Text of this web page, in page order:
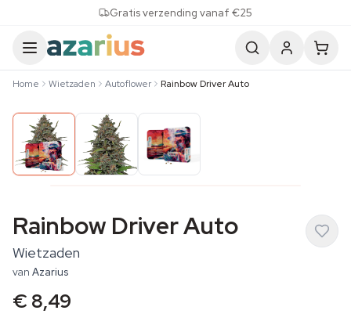
Gratis verzending vanaf €25
Home Wietzaden Autoflower Rainbow Driver Auto
Rainbow Driver Auto
Wietzaden
van Azarius
€ 8,49